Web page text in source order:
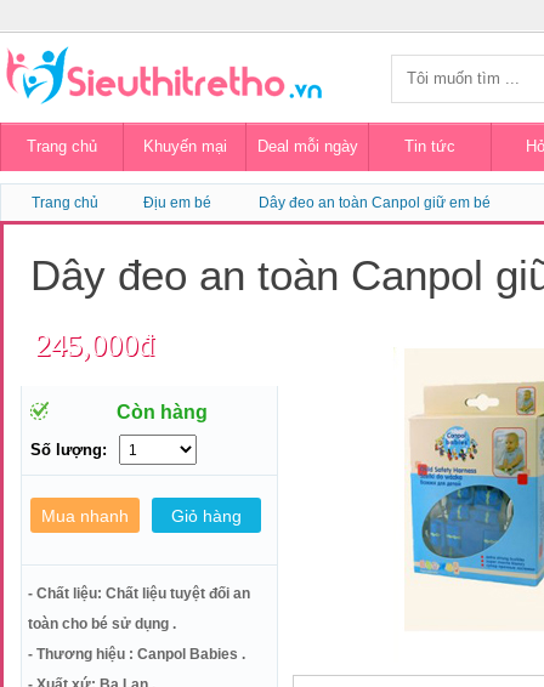
Trang chủ Khuyến mại Deal mỗi ngày Tin tức
Trang chủ Địu em bé Dây đeo an toàn Canpol giữ em bé
Dây đeo an toàn Canpol
245,000đ
Còn hàng
Số lượng:
- Chất liệu: Chất liệu tuyệt đối an
toàn cho bé sử dụng .
- Thương hiệu : Canpol Babies .